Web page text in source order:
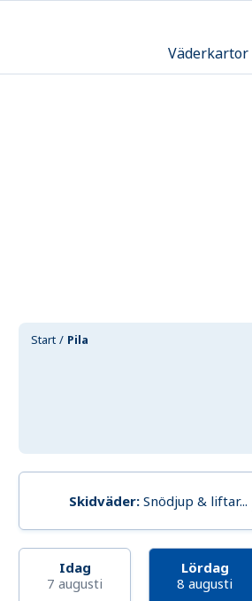
Väderkartor
Start
Pila
Skidväder: Snödjup & liftar...
Idag
7 augusti
Lördag
8 augusti